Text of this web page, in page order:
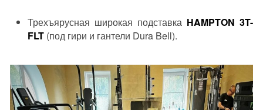
Трехъярусная широкая подставка HAMPTON 3T-
FLT (под гири и гантели Dura Bell).